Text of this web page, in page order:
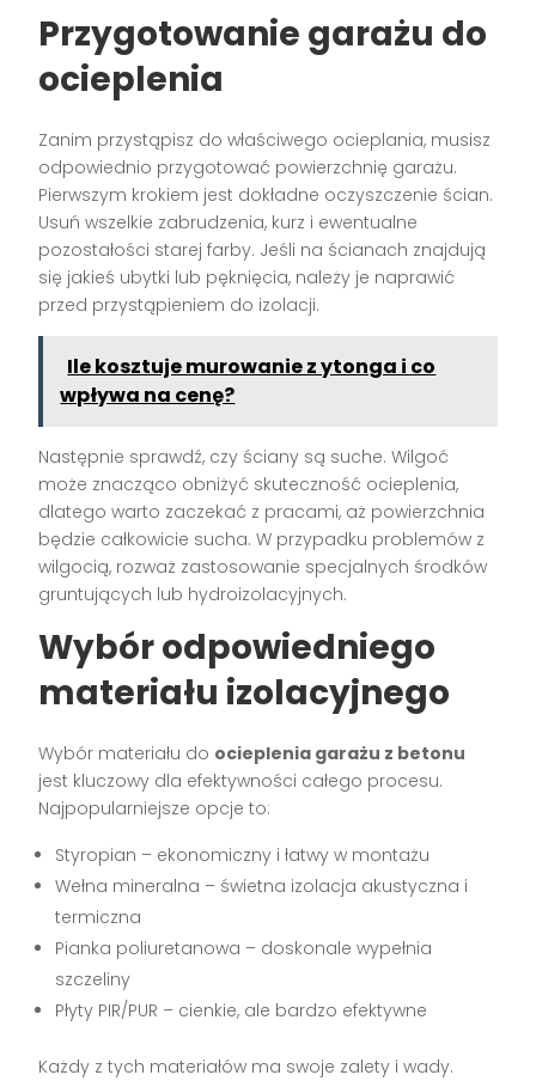
Przygotowanie garażu do
ocieplenia
Zanim przystąpisz do właściwego ocieplania, musisz
odpowiednio przygotować powierzchnię garażu.
Pierwszym krokiem jest dokładne oczyszczenie ścian.
Usuń wszelkie zabrudzenia, kurz i ewentualne
pozostałości starej farby. Jeśli na ścianach znajdują
się jakieś ubytki lub pęknięcia, należy je naprawić
przed przystąpieniem do izolacji.
Ile kosztuje murowanie z ytonga i co
wpływa na cenę?
Następnie sprawdź, czy ściany są suche. Wilgoć
może znacząco obniżyć skuteczność ocieplenia,
dlatego warto zaczekać z pracami, aż powierzchnia
będzie całkowicie sucha. W przypadku problemów z
wilgocią, rozważ zastosowanie specjalnych środków
gruntujących lub hydroizolacyjnych.
Wybór odpowiedniego
materiału izolacyjnego
Wybór materiału do ocieplenia garażu z betonu
jest kluczowy dla efektywności całego procesu.
Najpopularniejsze opcje to:
Styropian – ekonomiczny i łatwy w montażu
Wełna mineralna – świetna izolacja akustyczna i
termiczna
Pianka poliuretanowa – doskonale wypełnia
szczeliny
Płyty PIR/PUR – cienkie, ale bardzo efektywne
Każdy z tych materiałów ma swoje zalety i wady.